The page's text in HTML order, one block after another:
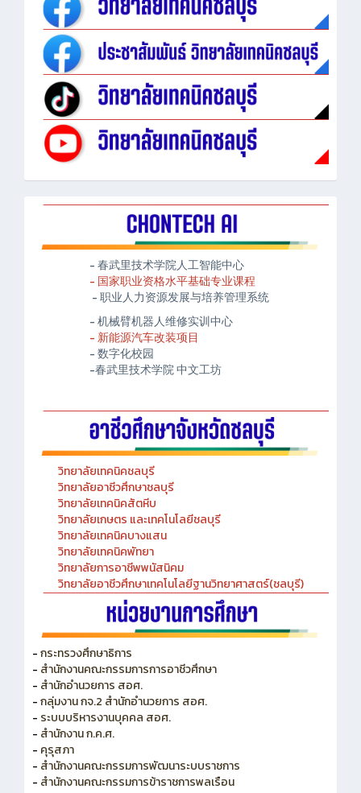
- 春武里技术学院人工智能中心
- 国家职业资格水平基础专业课程
- 职业人力资源发展与培养管理系统
- 机械臂机器人维修实训中心
- 新能源汽车改装项目
- 数字化校园
-春武里技术学院 中文工坊
วิทยาลัยเทคนิคชลบุรี
วิทยาลัยอาชีวศึกษาชลบุรี
วิทยาลัยเทคนิคสัตหีบ
วิทยาลัยเกษตร และเทคโนโลยีชลบุรี
วิทยาลัยเทคนิคบางแสน
วิทยาลัยเทคนิคพัทยา
วิทยาลัยการอาชีพพนัสนิคม
วิทยาลัยอาชีวศึกษาเทคโนโลยีฐานวิทยาศาสตร์(ชลบุรี)
-กระทรวงศึกษาธิการ
- สำนักงานคณะกรรมการการอาชีวศึกษา
- สำนักอำนวยการ สอศ.
-กลุ่มงาน กจ.2 สำนักอำนวยการ สอศ.
- ระบบบริหารงานบุคคล สอศ.
- สำนักงาน ก.ค.ศ.
- คุรุสภา
- สำนักงานคณะกรรมการพัฒนาระบบราชการ
- สำนักงานคณะกรรมการข้าราชการพลเรือน